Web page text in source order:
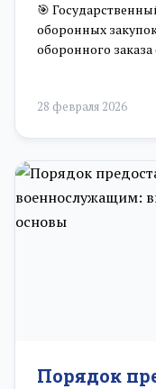
🎯
оборонных
оборонного
28 февраля 2026
Порядок